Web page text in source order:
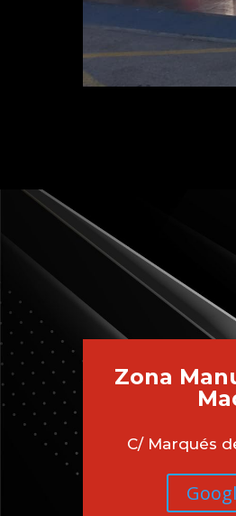
Zona
C/ Marqués